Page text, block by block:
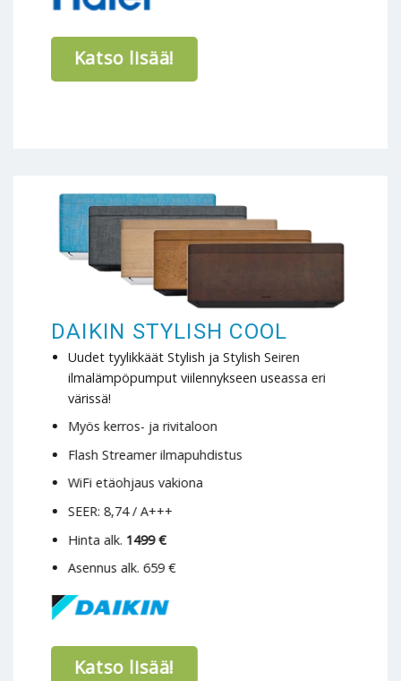
Katso lisää!
DAIKIN STYLISH COOL
Uudet tyylikkäät Stylish ja Stylish Seiren
ilmalämpöpumput viilennykseen useassa eri
värissä!
Myös kerros- ja rivitaloon
Flash Streamer ilmapuhdistus
WiFi etäohjaus vakiona
SEER: 8,74 / A+++
Hinta alk. 1499 €
Asennus alk. 659 €
Katso lisää!